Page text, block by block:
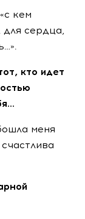
кем
для сердца,
кто идет
меня